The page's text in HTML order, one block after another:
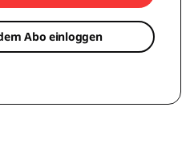
Abo einloggen